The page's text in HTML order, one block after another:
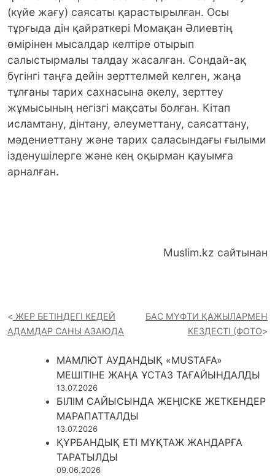
(күйе жағу) саясаты қарастырылған. Осы
тұрғыда дін қайраткері Момақан Әлиевтің
өмірінен мысалдар келтіре отырып
салыстырмалы талдау жасалған. Сондай-ақ
бүгінгі таңға дейін зерттелмей келген, жаңа
тұлғаны тарих сахнасына әкелу, зерттеу
жұмысының негізгі мақсаты болған. Кітап
исламтану, дінтану, әлеуметтану, саясаттану,
мәдениеттану және тарих саласындағы ғылыми
ізденушілерге және кең оқырман қауымға
арналған.
Muslim.kz сайтынан
ЖЕР БЕТІНДЕГІ КЕДЕЙ
АДАМДАР САНЫ АЗАЮДА
БАС МҮФТИ ҚАЖЫЛАРМЕН
КЕЗДЕСТІ (ФОТО
МАМЛЮТ АУДАНДЫҚ «MUSTAFA»
МЕШІТІНЕ ЖАҢА ҰСТАЗ ТАҒАЙЫНДАЛДЫ
13.07.2026
БІЛІМ САЙЫСЫНДА ЖЕҢІСКЕ ЖЕТКЕНДЕР
МАРАПАТТАЛДЫ
13.07.2026
ҚҰРБАНДЫҚ ЕТІ МҰҚТАЖ ЖАНДАРҒА
ТАРАТЫЛДЫ
09.06.2026